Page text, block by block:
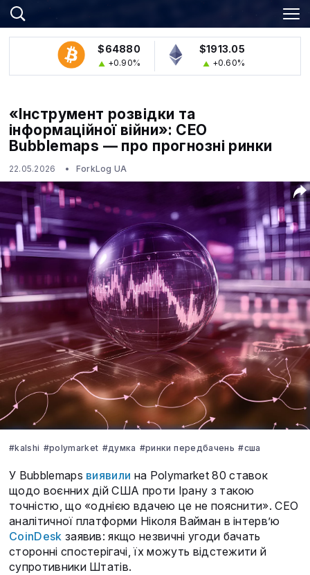
$64880
+0.90%
$1913.05
+0.60%
«Інструмент розвідки та
інформаційної війни»: CEO
Bubblemaps — про прогнозні ринки
22.05.2026 ForkLog UA
#kalshi #polymarket #думка #ринки передбачень #сша
У Bubblemaps виявили на Polymarket 80 ставок
щодо воєнних дій США проти Ірану з такою
точністю, що «однією вдачею це не пояснити». CEO
аналітичної платформи Ніколя Вайман в інтерв’ю
CoinDesk заявив: якщо незвичні угоди бачать
сторонні спостерігачі, їх можуть відстежити й
супротивники Штатів.